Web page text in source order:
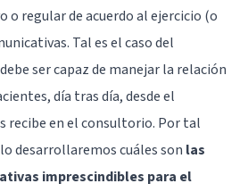
o regular de acuerdo al ejercicio (o
Tal es el caso del
ser capaz de manejar la relación
día tras día, desde el
recibe en el consultorio. Por tal
desarrollaremos cuáles son las
imprescindibles para el